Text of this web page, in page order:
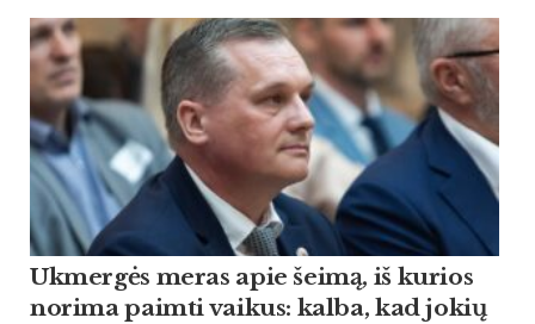
Ukmergės meras apie šeimą, iš kurios
norima paimti vaikus: kalba, kad jokių